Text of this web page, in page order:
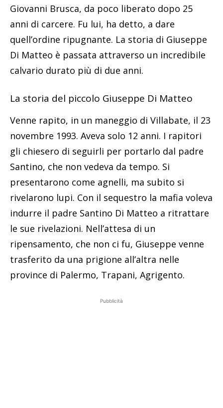
Giovanni Brusca, da poco liberato dopo 25
anni di carcere. Fu lui, ha detto, a dare
quell’ordine ripugnante. La storia di Giuseppe
Di Matteo è passata attraverso un incredibile
calvario durato più di due anni.
La storia del piccolo Giuseppe Di Matteo
Venne rapito, in un maneggio di Villabate, il 23
novembre 1993. Aveva solo 12 anni. I rapitori
gli chiesero di seguirli per portarlo dal padre
Santino, che non vedeva da tempo. Si
presentarono come agnelli, ma subito si
rivelarono lupi. Con il sequestro la mafia voleva
indurre il padre Santino Di Matteo a ritrattare
le sue rivelazioni. Nell’attesa di un
ripensamento, che non ci fu, Giuseppe venne
trasferito da una prigione all’altra nelle
province di Palermo, Trapani, Agrigento.
Pubblicità